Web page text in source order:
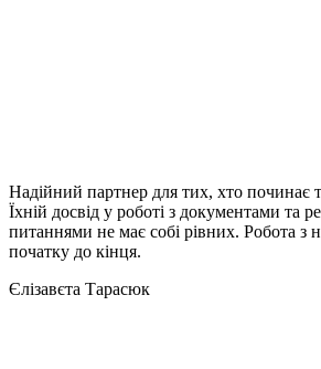
Надійний партнер для тих, хто починає
Їхній досвід у роботі з документами та
питаннями не має собі рівних. Робота з
початку до кінця.
Єлізавєта Тарасюк